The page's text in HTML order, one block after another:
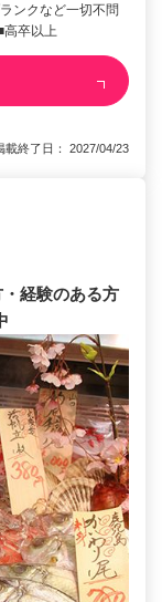
ンクなど一切不問
卒以上
終了日： 2027/04/23
・経験のある方